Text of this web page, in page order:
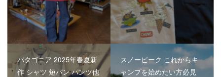
パタゴニア 2025年春夏新
作 シャツ 短パン パンツ他
スノーピーク これからキ
ャンプを始めたい方必見